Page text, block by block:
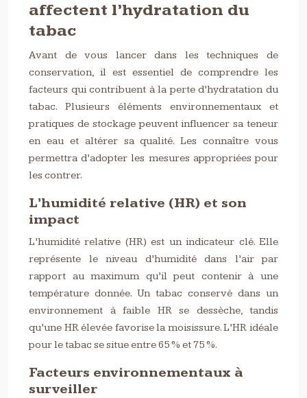
affectent l’hydratation du
tabac
Avant de vous lancer dans les techniques de
conservation, il est essentiel de comprendre les
facteurs qui contribuent à la perte d’hydratation du
tabac. Plusieurs éléments environnementaux et
pratiques de stockage peuvent influencer sa teneur
en eau et altérer sa qualité. Les connaître vous
permettra d’adopter les mesures appropriées pour
les contrer.
L’humidité relative (HR) et son
impact
L’humidité relative (HR) est un indicateur clé. Elle
représente le niveau d’humidité dans l’air par
rapport au maximum qu’il peut contenir à une
température donnée. Un tabac conservé dans un
environnement à faible HR se dessèche, tandis
qu’une HR élevée favorise la moisissure. L’HR idéale
pour le tabac se situe entre 65 % et 75 %.
Facteurs environnementaux à
surveiller